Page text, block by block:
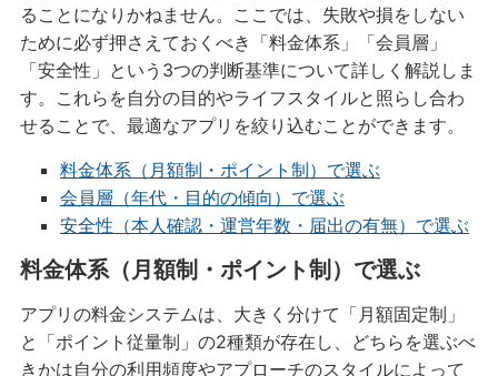
ることになりかねません。ここでは、失敗や損をしない
ために必ず押さえておくべき「料金体系」「会員層」
「安全性」という3つの判断基準について詳しく解説しま
す。これらを自分の目的やライフスタイルと照らし合わ
せることで、最適なアプリを絞り込むことができます。
料金体系（月額制・ポイント制）で選ぶ
会員層（年代・目的の傾向）で選ぶ
安全性（本人確認・運営年数・届出の有無）で選ぶ
料金体系（月額制・ポイント制）で選ぶ
アプリの料金システムは、大きく分けて「月額固定制」
と「ポイント従量制」の2種類が存在し、どちらを選ぶべ
きかは自分の利用頻度やアプローチのスタイルによって